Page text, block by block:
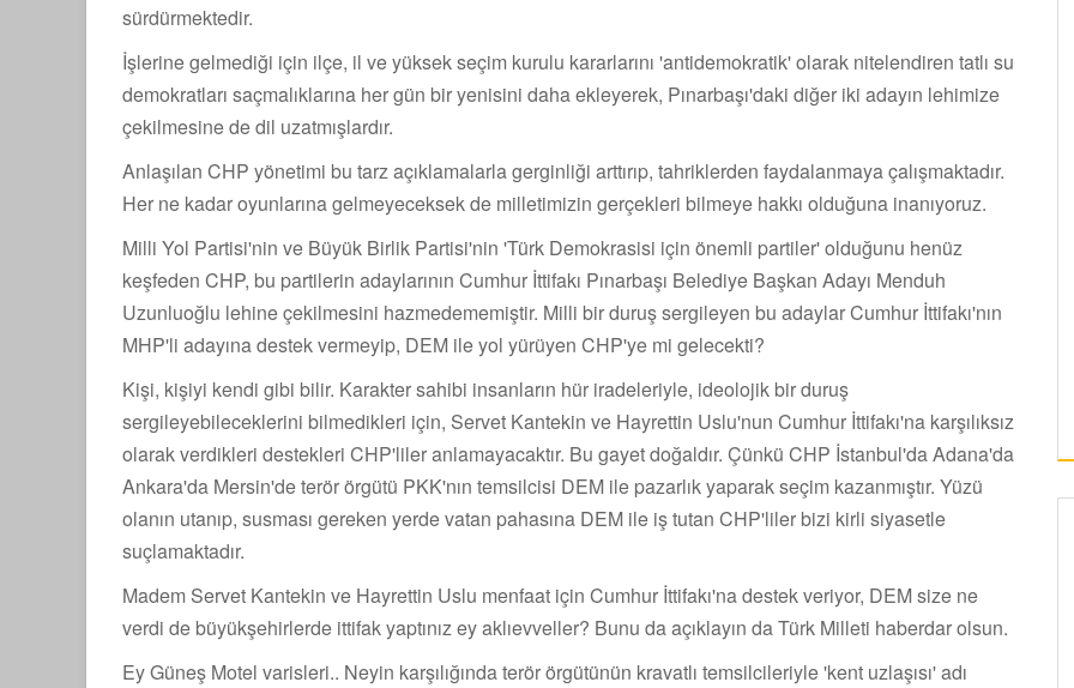
sürdürmektedir.
İşlerine gelmediği için ilçe, il ve yüksek seçim kurulu kararlarını 'antidemokratik' olarak nitelendiren tatlı su
demokratları saçmalıklarına her gün bir yenisini daha ekleyerek, Pınarbaşı'daki diğer iki adayın lehimize
çekilmesine de dil uzatmışlardır.
Anlaşılan CHP yönetimi bu tarz açıklamalarla gerginliği arttırıp, tahriklerden faydalanmaya çalışmaktadır.
Her ne kadar oyunlarına gelmeyeceksek de milletimizin gerçekleri bilmeye hakkı olduğuna inanıyoruz.
Milli Yol Partisi'nin ve Büyük Birlik Partisi'nin 'Türk Demokrasisi için önemli partiler' olduğunu henüz
keşfeden CHP, bu partilerin adaylarının Cumhur İttifakı Pınarbaşı Belediye Başkan Adayı Menduh
Uzunluoğlu lehine çekilmesini hazmedememiştir. Milli bir duruş sergileyen bu adaylar Cumhur İttifakı'nın
MHP'li adayına destek vermeyip, DEM ile yol yürüyen CHP'ye mi gelecekti?
Kişi, kişiyi kendi gibi bilir. Karakter sahibi insanların hür iradeleriyle, ideolojik bir duruş
sergileyebileceklerini bilmedikleri için, Servet Kantekin ve Hayrettin Uslu'nun Cumhur İttifakı'na karşılıksız
olarak verdikleri destekleri CHP'liler anlamayacaktır. Bu gayet doğaldır. Çünkü CHP İstanbul'da Adana'da
Ankara'da Mersin'de terör örgütü PKK'nın temsilcisi DEM ile pazarlık yaparak seçim kazanmıştır. Yüzü
olanın utanıp, susması gereken yerde vatan pahasına DEM ile iş tutan CHP'liler bizi kirli siyasetle
suçlamaktadır.
Madem Servet Kantekin ve Hayrettin Uslu menfaat için Cumhur İttifakı'na destek veriyor, DEM size ne
verdi de büyükşehirlerde ittifak yaptınız ey aklıevveller? Bunu da açıklayın da Türk Milleti haberdar olsun.
Ey Güneş Motel varisleri.. Neyin karşılığında terör örgütünün kravatlı temsilcileriyle 'kent uzlaşısı' adı